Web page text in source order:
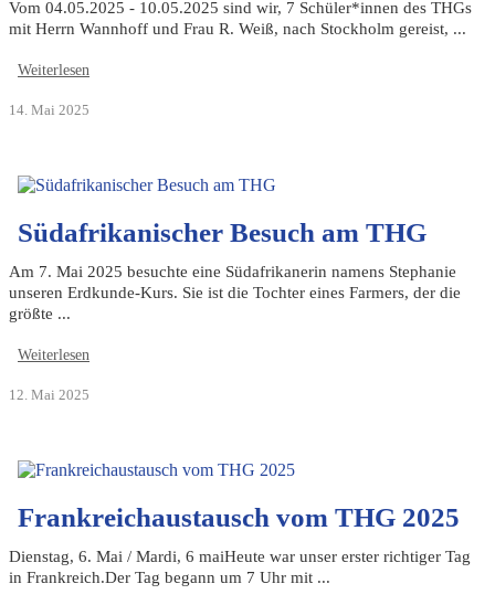
Vom 04.05.2025 - 10.05.2025 sind wir, 7 Schüler*innen des THGs
mit Herrn Wannhoff und Frau R. Weiß, nach Stockholm gereist, ...
Weiterlesen
14. Mai 2025
Südafrikanischer Besuch am THG
Am 7. Mai 2025 besuchte eine Südafrikanerin namens Stephanie
unseren Erdkunde-Kurs. Sie ist die Tochter eines Farmers, der die
größte ...
Weiterlesen
12. Mai 2025
Frankreichaustausch vom THG 2025
Dienstag, 6. Mai / Mardi, 6 maiHeute war unser erster richtiger Tag
in Frankreich.Der Tag begann um 7 Uhr mit ...